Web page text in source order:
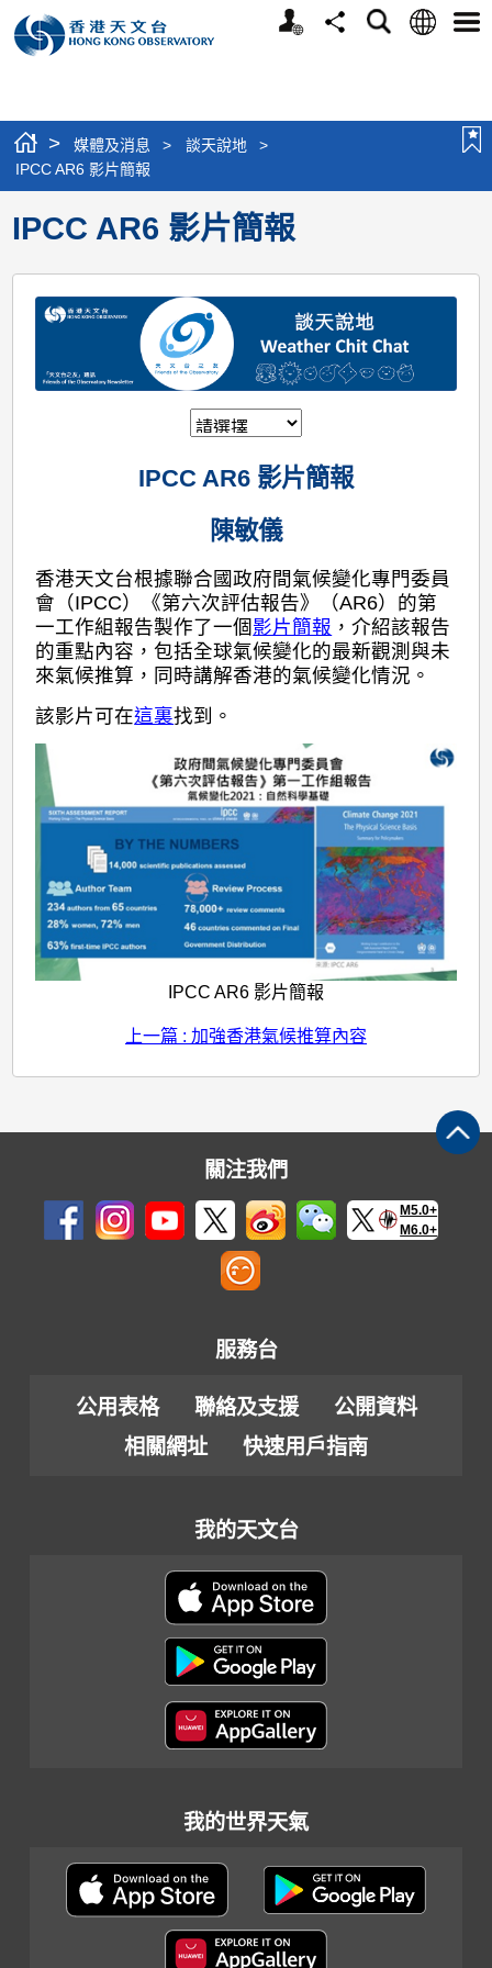
個
分
搜
語
選
> 媒體及消息 > 談天說地
>
IPCC AR6 影片簡報
IPCC AR6 影片簡報
IPCC AR6 影片簡報
陳敏儀
香港天文台根據聯合國政府間氣候變化專門委員
會（IPCC）《第六次評估報告》（AR6）的第
一工作組報告製作了一個 影片簡報 ，介紹該報告
的重點內容，包括全球氣候變化的最新觀測與未
來氣候推算，同時講解香港的氣候變化情況。
該影片可在這裏找到。
IPCC AR6 影片簡報
上一篇 : 加強香港氣候推算內容
關注我們
M5.0+
M6.0+
服務台
公用表格 聯絡及支援
公開資料
相關網址
快速用戶指南
我的天文台
我的世界天氣